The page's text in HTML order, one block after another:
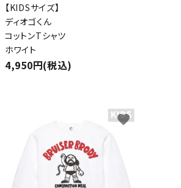
【KIDSサイズ】
ディオゴくん
コットンTシャツ
ホワイト
4,950円(税込)
favorite